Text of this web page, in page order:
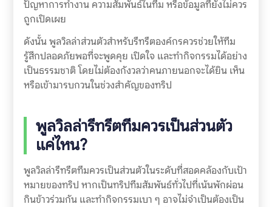
ปัญหาการทำงาน ความสัมพันธ์ในทีม หรือข้อมูลที่ยังไม่ควร
ถูกเปิดเผย
ดังนั้น พูลวิลล่าส่วนตัวสำหรับรีทรีตองค์กรควรช่วยให้ทีม
รู้สึกปลอดภัยพอที่จะพูดคุย เปิดใจ และทำกิจกรรมได้อย่าง
เป็นธรรมชาติ โดยไม่ต้องกังวลว่าคนภายนอกจะได้ยิน เห็น
หรือเข้ามารบกวนในช่วงสำคัญของทริป
พูลวิลล่ารีทรีตทีมควรเป็นส่วนตัว
แค่ไหน?
พูลวิลล่ารีทรีตทีมควรเป็นส่วนตัวในระดับที่สอดคล้องกับเป้า
หมายของทริป หากเป็นทริปทีมสัมพันธ์ทั่วไปที่เน้นพักผ่อน
กินข้าวร่วมกัน และทำกิจกรรมเบา ๆ อาจไม่จำเป็นต้องเป็น